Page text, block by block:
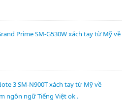
Prime SM-G530W xách tay từ Mỹ về
3 SM-N900T xách tay từ Mỹ về
ngôn ngữ Tiếng Việt ok .